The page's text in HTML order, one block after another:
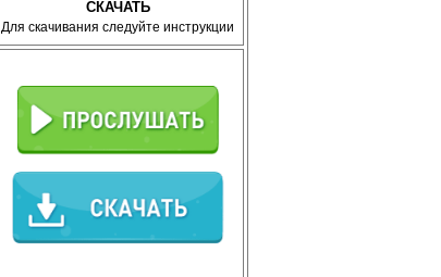
СКАЧАТЬ
Для скачивания следуйте инструкции